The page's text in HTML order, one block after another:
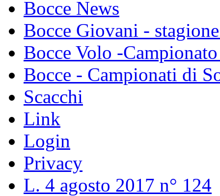
Bocce News
Bocce Giovani -
Bocce Volo -
Bocce - Campionati di
Scacchi
Link
Login
Privacy
L. 4 agosto 2017 n° 124